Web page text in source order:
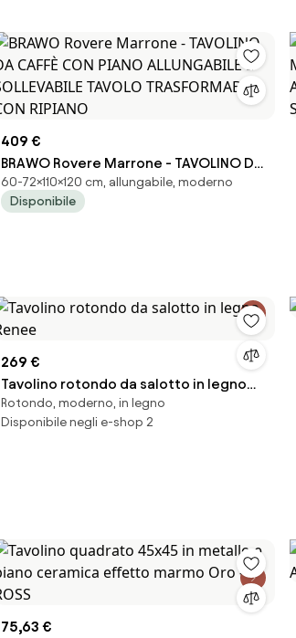
409 €
BRAWO Rovere Marrone - TAVOLINO DA
CAFFÈ CON PIANO ALLUNGABILE E
SOLLEVABILE TAVOLO TRASFORMABILE
60-72×110×120 cm, allungabile, moderno
Disponibile
269 €
Tavolino rotondo da salotto in legno
Renee
Rotondo, moderno, in legno
Disponibile negli e-shop 2
75,63 €